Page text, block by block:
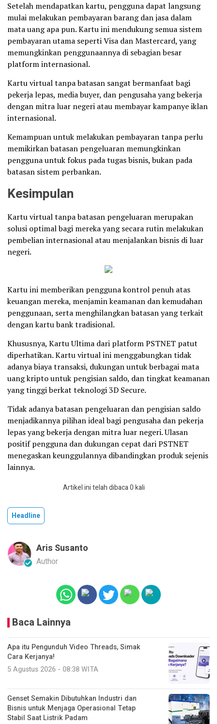
Setelah mendapatkan kartu, pengguna dapat langsung
mulai melakukan pembayaran barang dan jasa dalam
mata uang apa pun. Kartu ini mendukung semua sistem
pembayaran utama seperti Visa dan Mastercard, yang
memungkinkan penggunaannya di sebagian besar
platform internasional.
Kartu virtual tanpa batasan sangat bermanfaat bagi
pekerja lepas, media buyer, dan pengusaha yang bekerja
dengan mitra luar negeri atau membayar kampanye iklan
internasional.
Kemampuan untuk melakukan pembayaran tanpa perlu
memikirkan batasan pengeluaran memungkinkan
pengguna untuk fokus pada tugas bisnis, bukan pada
batasan sistem perbankan.
Kesimpulan
Kartu virtual tanpa batasan pengeluaran merupakan
solusi optimal bagi mereka yang secara rutin melakukan
pembelian internasional atau menjalankan bisnis di luar
negeri.
Kartu ini memberikan pengguna kontrol penuh atas
keuangan mereka, menjamin keamanan dan kemudahan
penggunaan, serta menghilangkan batasan yang terkait
dengan kartu bank tradisional.
Khususnya, Kartu Ultima dari platform PSTNET patut
diperhatikan. Kartu virtual ini menggabungkan tidak
adanya biaya transaksi, dukungan untuk berbagai mata
uang kripto untuk pengisian saldo, dan tingkat keamanan
yang tinggi berkat teknologi 3D Secure.
Tidak adanya batasan pengeluaran dan pengisian saldo
menjadikannya pilihan ideal bagi pengusaha dan pekerja
lepas yang bekerja dengan mitra luar negeri. Ulasan
positif pengguna dan dukungan cepat dari PSTNET
menegaskan keunggulannya dibandingkan produk sejenis
lainnya.
Artikel ini telah dibaca 0 kali
Headline
Aris Susanto
Author
Baca Lainnya
Apa itu Pengunduh Video Threads, Simak
Cara Kerjanya!
5 Agustus 2026 - 08:38 WITA
Genset Semakin Dibutuhkan Industri dan
Bisnis untuk Menjaga Operasional Tetap
Stabil Saat Listrik Padam